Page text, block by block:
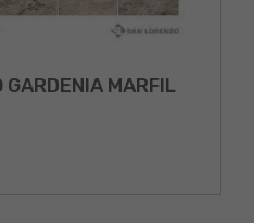
GARDENIA MARFIL